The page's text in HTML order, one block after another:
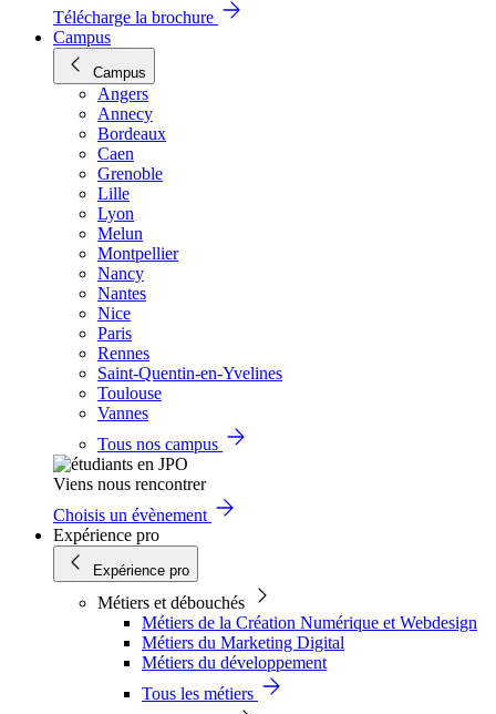
Télécharge la brochure
Campus
Campus
Angers
Annecy
Bordeaux
Caen
Grenoble
Lille
Lyon
Melun
Montpellier
Nancy
Nantes
Nice
Paris
Rennes
Saint-Quentin-en-Yvelines
Toulouse
Vannes
Tous nos campus
Viens nous rencontrer
Choisis un évènement
Expérience pro
Expérience pro
Métiers et débouchés
Métiers de la Création Numérique et Webdesign
Métiers du Marketing Digital
Métiers du développement
Tous les métiers